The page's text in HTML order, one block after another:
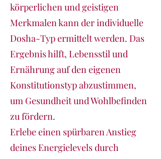
körperlichen und geistigen
Merkmalen kann der individuelle
Dosha-Typ ermittelt werden. Das
Ergebnis hilft, Lebensstil und
Ernährung auf den eigenen
Konstitutionstyp abzustimmen,
um Gesundheit und Wohlbefinden
zu fördern.
Erlebe einen spürbaren Anstieg
deines Energielevels durch